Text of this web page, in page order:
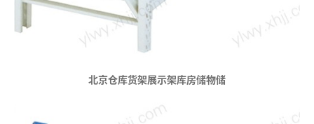
北京仓库货架展示架库房储物储